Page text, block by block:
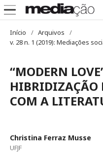
Início / Arquivos
/
v. 28 n. 1 (2019): Mediações
“MODERN
HIBRIDIZAÇÃO
COM A
Christina Ferraz Musse
UFJF